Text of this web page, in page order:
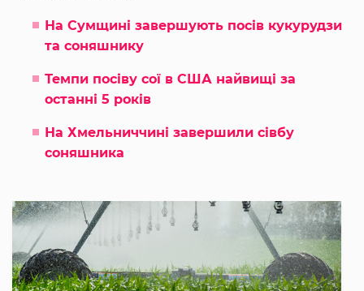
На Сумщині завершують посів кукурудзи
та соняшнику
Темпи посіву сої в США найвищі за
останні 5 років
На Хмельниччині завершили сівбу
соняшника